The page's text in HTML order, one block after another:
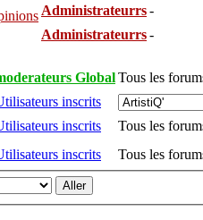
Administrateurrs-
Administrateurrs-
GlobalTous les
inscrits
inscrits Tous les
inscrits Tous les